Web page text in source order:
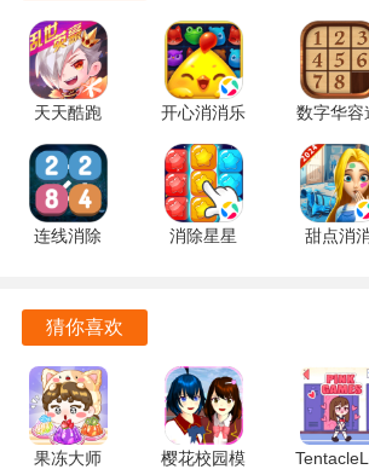
精心设计的社交系统，玩家可以轻松找
组队进行游戏，享受更多乐趣。
游戏优势
游戏支持多种设备，玩家可以在手机、平
玩，随时随地享受游戏的乐趣。
定期推出丰富的活动和赛事，玩家可以参
赢取丰厚的奖励，提升游戏体验。
完善的客服系统，随时为玩家提供帮助，
遇到的各种问题。
天天酷跑
1.0.139.0
手机版
开心消消乐
1.159 手机
版
数字华容
2.15 手机
版
连线消除
消除星星
甜点消
猜你喜欢
果冻大师
樱花校园模